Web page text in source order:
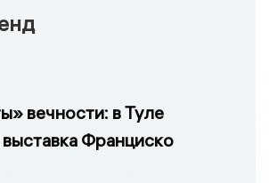
вечности: в Туле
Франциско